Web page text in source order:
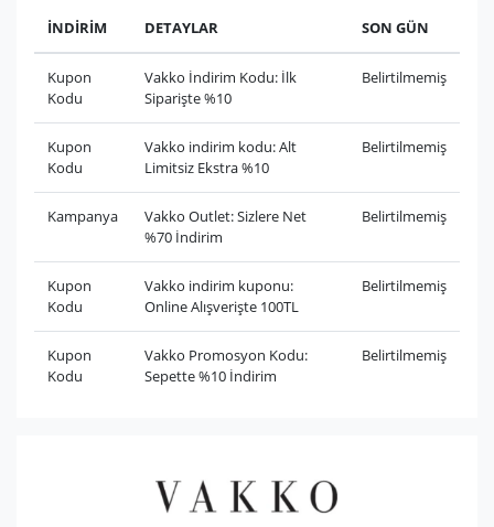
İNDİRİM DETAYLAR SON GÜN
Kupon
Kodu
Vakko İndirim Kodu: İlk
Siparişte %10
Belirtilmemiş
Kupon
Kodu
Vakko indirim kodu: Alt
Limitsiz Ekstra %10
Belirtilmemiş
Kampanya
Vakko Outlet: Sizlere Net
%70 İndirim
Belirtilmemiş
Kupon
Kodu
Vakko indirim kuponu:
Online Alışverişte 100TL
Belirtilmemiş
Kupon
Kodu
Vakko Promosyon Kodu:
Sepette %10 İndirim
Belirtilmemiş